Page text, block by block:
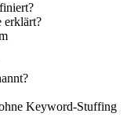
erklärt?
Keyword-Stuffing